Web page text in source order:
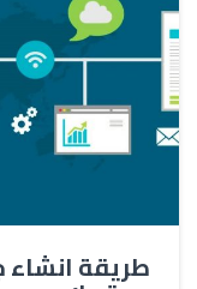
طريقة انشاء